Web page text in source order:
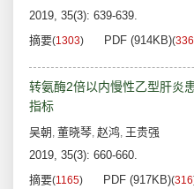
2019, 35(3): 639-639.
摘要(1303) PDF (914KB)(336
转氨酶2倍以内慢性乙型肝炎
指标
吴朝 , 董晓琴, 赵鸿, 王贵强
2019, 35(3): 660-660.
摘要(1165) PDF (917KB)(316